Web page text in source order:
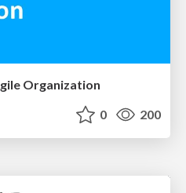
Organization
0 200